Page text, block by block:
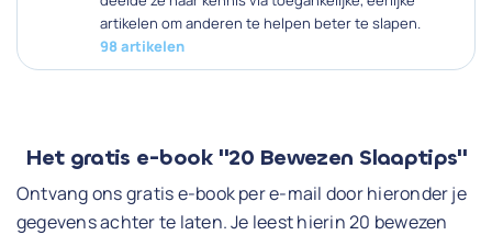
artikelen om anderen te helpen beter te slapen.
98 artikelen
Het gratis e-book "20 Bewezen Slaaptips"
Ontvang ons gratis e-book per e-mail door hieronder je
gegevens achter te laten. Je leest hierin 20 bewezen